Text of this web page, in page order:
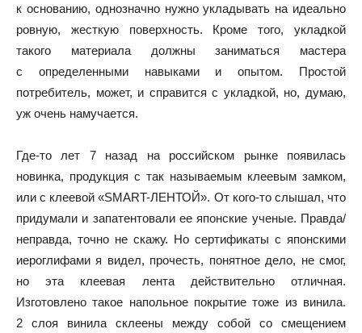
к основанию, однозначно нужно укладывать на идеально
ровную, жесткую поверхность. Кроме того, укладкой
такого материала должны заниматься мастера
с определенными навыками и опытом. Простой
потребитель, может, и справится с укладкой, но, думаю,
уж очень намучается.
Где-то лет 7 назад на российском рынке появилась
новинка, продукция с так называемым клеевым замком,
или с клеевой «SMART-ЛЕНТОЙ». От кого-то слышал, что
придумали и запатентовали ее японские ученые. Правда/
неправда, точно не скажу. Но сертификаты с японскими
иероглифами я видел, прочесть, понятное дело, не смог,
но эта клеевая лента действительно отличная.
Изготовлено такое напольное покрытие тоже из винила.
2 слоя винила склеены между собой со смещением